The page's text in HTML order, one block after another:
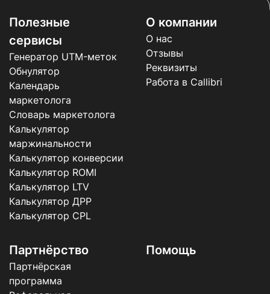
Полезные
сервисы
Генератор UTM-меток
Обнулятор
Календарь
маркетолога
Словарь маркетолога
Калькулятор
маржинальности
Калькулятор конверсии
Калькулятор ROMI
Калькулятор LTV
Калькулятор ДРР
Калькулятор CPL
Помощь
О компании
О нас
Отзывы
Реквизиты
Работа в Callibri
Партнёрство
Партнёрская
программа